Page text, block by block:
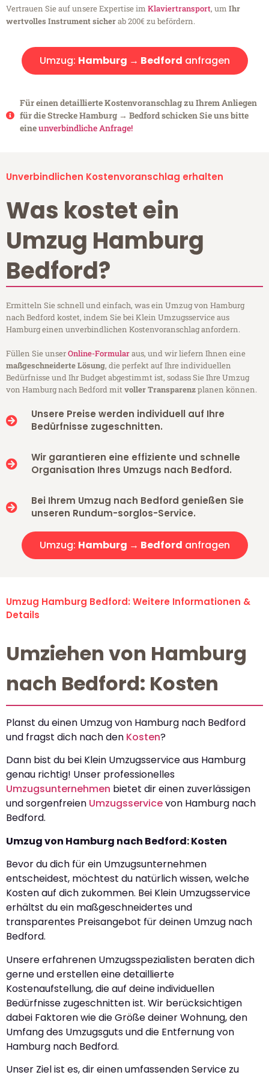
Vertrauen Sie auf unsere Expertise im Klaviertransport, um Ihr
wertvolles Instrument sicherab 200€ zu befördern.
Umzug: Hamburg → Bedford anfragen
Für einen detaillierte Kostenvoranschlag zu Ihrem Anliegen
für die Strecke Hamburg → Bedford schicken Sie uns bitte
eineunverbindliche Anfrage!
Unverbindlichen Kostenvoranschlag erhalten
Was kostet ein
Umzug Hamburg
Bedford?
Ermitteln Sie schnell und einfach, was ein Umzug von Hamburg
nach Bedford kostet, indem Sie bei Klein Umzugsservice aus
Hamburg einen unverbindlichen Kostenvoranschlag anfordern.
Füllen Sie unserOnline-Formularaus, und wir liefern Ihnen eine
maßgeschneiderte Lösung, die perfekt auf Ihre individuellen
Bedürfnisse und Ihr Budget abgestimmt ist, sodass Sie Ihre Umzug
von Hamburg nach Bedford mitvoller Transparenzplanen können.
Unsere Preise werden individuell auf Ihre
Bedürfnisse zugeschnitten.
Wir garantieren eine effiziente und schnelle
Organisation Ihres Umzugs nach Bedford.
Bei Ihrem Umzug nach Bedford genießen Sie
unseren Rundum-sorglos-Service.
Umzug: Hamburg → Bedford anfragen
Umzug Hamburg Bedford: Weitere Informationen &
Details
Umziehen von Hamburg
nach Bedford: Kosten
Planst du einen Umzug von Hamburg nach Bedford
und fragst dich nach den Kosten?
Dann bist du bei Klein Umzugsservice aus Hamburg
genau richtig! Unser professionelles
Umzugsunternehmen bietet dir einen zuverlässigen
und sorgenfreien Umzugsservicevon Hamburg nach
Bedford.
Umzug von Hamburg nach Bedford: Kosten
Bevor du dich für ein Umzugsunternehmen
entscheidest, möchtest du natürlich wissen, welche
Kosten auf dich zukommen. Bei Klein Umzugsservice
erhältst du ein maßgeschneidertes und
transparentes Preisangebot für deinen Umzug nach
Bedford.
Unsere erfahrenen Umzugsspezialisten beraten dich
gerne und erstellen eine detaillierte
Kostenaufstellung, die auf deine individuellen
Bedürfnisse zugeschnitten ist. Wir berücksichtigen
dabei Faktoren wie die Größe deiner Wohnung, den
Umfang des Umzugsguts und die Entfernung von
Hamburg nach Bedford.
Unser Ziel ist es, dir einen umfassenden Service zu